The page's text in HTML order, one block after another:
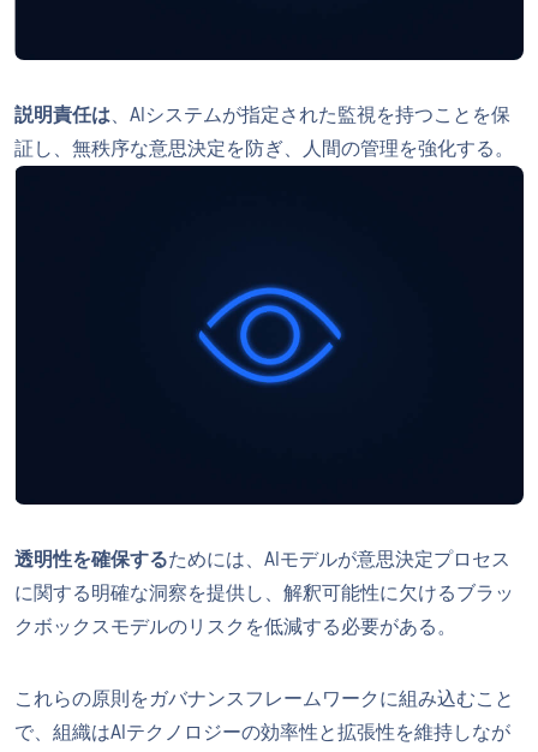
説明責任は、AIシステムが指定された監視を持つことを保
証し、無秩序な意思決定を防ぎ、人間の管理を強化する。
透明性を確保するためには、AIモデルが意思決定プロセス
に関する明確な洞察を提供し、解釈可能性に欠けるブラッ
クボックスモデルのリスクを低減する必要がある。
これらの原則をガバナンスフレームワークに組み込むこと
で、組織はAIテクノロジーの効率性と拡張性を維持しなが